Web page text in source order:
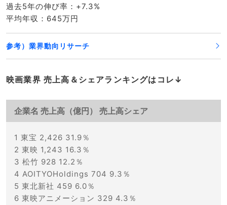
過去5年の伸び率：+7.3%
平均年収：645万円
参考）業界動向リサーチ
映画業界 売上高＆シェアランキングはコレ↓
企業名 売上高（億円） 売上高シェア
1 東宝 2,426 31.9％
2 東映 1,243 16.3％
3 松竹 928 12.2％
4 AOITYOHoldings 704 9.3％
5 東北新社 459 6.0％
6 東映アニメーション 329 4.3％